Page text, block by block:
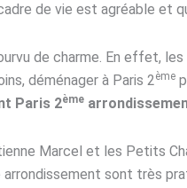
de vie est agréable et
de charme. En effet,
déménager à Paris 2ème
Paris 2ème
Marcel et les Petits
sont très